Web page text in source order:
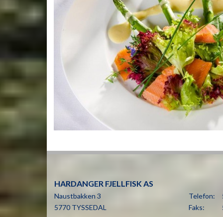
HARDANGER FJELLFISK AS
Naustbakken 3
5770 TYSSEDAL
Telefon:
Faks: